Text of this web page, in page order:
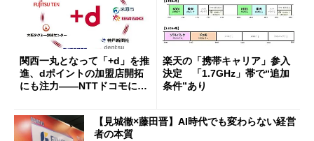
関西一丸となって「+d」を推
進、dポイントの加盟店開拓
にも注力――NTTドコモに聞
楽天の「携帯キャリア」参入
決定 「1.7GHz」帯で“追加
条件”あり
【見城徹×藤田晋】AI時代でも変わらない経営
者の本質